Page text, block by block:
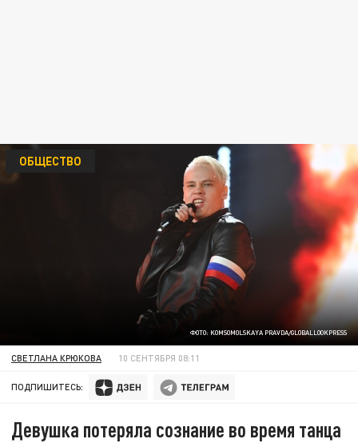
ФОТО: KOMSOMOLSKAYA PRAVDA/GLOBALLOOKPRESS
ОБЩЕСТВО
СВЕТЛАНА КРЮКОВА 10 СЕНТЯБРЯ 08:11
ПОДПИШИТЕСЬ:
Девушка потеряла сознание во время танца